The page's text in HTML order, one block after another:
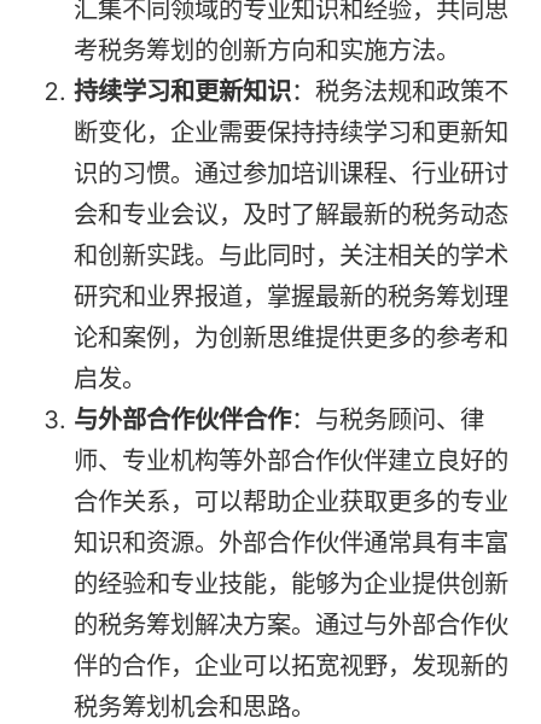
汇集不同领域的专业知识和经验，共同思
考税务筹划的创新方向和实施方法。
持续学习和更新知识：税务法规和政策不
断变化，企业需要保持持续学习和更新知
识的习惯。通过参加培训课程、行业研讨
会和专业会议，及时了解最新的税务动态
和创新实践。与此同时，关注相关的学术
研究和业界报道，掌握最新的税务筹划理
论和案例，为创新思维提供更多的参考和
启发。
与外部合作伙伴合作：与税务顾问、律
师、专业机构等外部合作伙伴建立良好的
合作关系，可以帮助企业获取更多的专业
知识和资源。外部合作伙伴通常具有丰富
的经验和专业技能，能够为企业提供创新
的税务筹划解决方案。通过与外部合作伙
伴的合作，企业可以拓宽视野，发现新的
税务筹划机会和思路。